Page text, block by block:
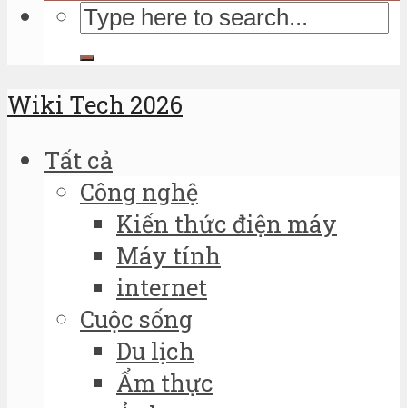
Wiki Tech 2026
Tất cả
Công nghệ
Kiến thức điện máy
Máy tính
internet
Cuộc sống
Du lịch
Ẩm thực